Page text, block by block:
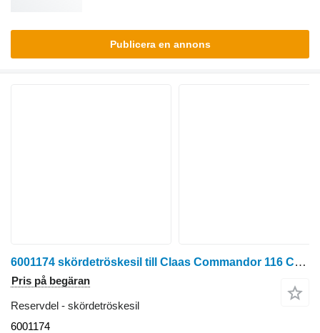
Publicera en annons
6001174 skördetröskesil till Claas Commandor 116 CS skördetröska
Pris på begäran
Reservdel - skördetröskesil
6001174